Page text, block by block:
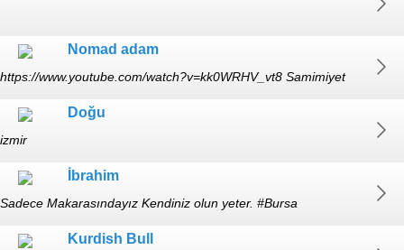
Nomad adam
https://www.youtube.com/watch?v=kk0WRHV_vt8 Samimiyet
gösterin, gülün. hafta içi 18:00-22:00 arası açık.
Doğu
izmir
İbrahim
Sadece Makarasındayız Kendiniz olun yeter. #Bursa
Kurdish Bull